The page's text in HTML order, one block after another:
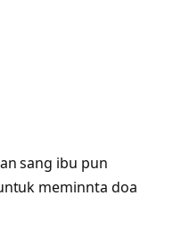
sang ibu pun
meminnta doa